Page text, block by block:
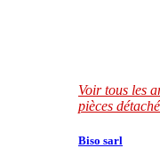
Voir tous les
pièces
Biso sarl